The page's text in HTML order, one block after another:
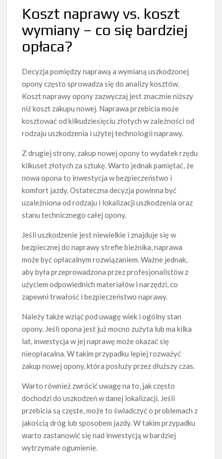
Koszt naprawy vs. koszt
wymiany – co się bardziej
opłaca?
Decyzja pomiędzy naprawą a wymianą uszkodzonej
opony często sprowadza się do analizy kosztów.
Koszt naprawy opony zazwyczaj jest znacznie niższy
niż koszt zakupu nowej. Naprawa przebicia może
kosztować od kilkudziesięciu złotych w zależności od
rodzaju uszkodzenia i użytej technologii naprawy.
Z drugiej strony, zakup nowej opony to wydatek rzędu
kilkuset złotych za sztukę. Warto jednak pamiętać, że
nowa opona to inwestycja w bezpieczeństwo i
komfort jazdy. Ostateczna decyzja powinna być
uzależniona od rodzaju i lokalizacji uszkodzenia oraz
stanu technicznego całej opony.
Jeśli uszkodzenie jest niewielkie i znajduje się w
bezpiecznej do naprawy strefie bieżnika, naprawa
może być opłacalnym rozwiązaniem. Ważne jednak,
aby była przeprowadzona przez profesjonalistów z
użyciem odpowiednich materiałów i narzędzi, co
zapewni trwałość i bezpieczeństwo naprawy.
Należy także wziąć pod uwagę wiek i ogólny stan
opony. Jeśli opona jest już mocno zużyta lub ma kilka
lat, inwestycja w jej naprawę może okazać się
nieopłacalna. W takim przypadku lepiej rozważyć
zakup nowej opony, która posłuży przez dłuższy czas.
Warto również zwrócić uwagę na to, jak często
dochodzi do uszkodzeń w danej lokalizacji. Jeśli
przebicia są częste, może to świadczyć o problemach z
jakością dróg lub sposobem jazdy. W takim przypadku
warto zastanowić się nad inwestycją w bardziej
wytrzymałe ogumienie.